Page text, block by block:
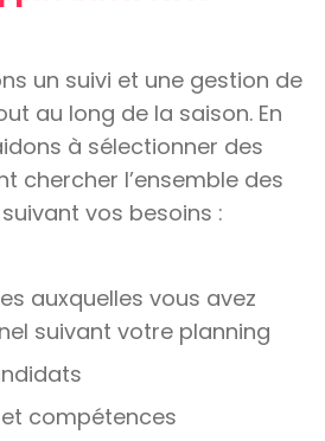
un suivi et une gestion de
au long de la saison. En
à sélectionner des
chercher l’ensemble des
vos besoins :
auxquelles vous avez
suivant votre planning
compétences